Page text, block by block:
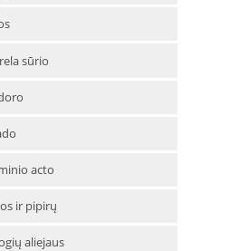
sūrio
acto
ir pipirų
aliejaus